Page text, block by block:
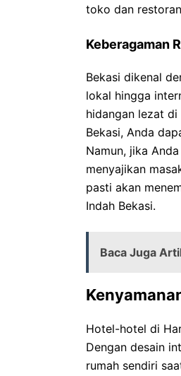
toko dan
Keberagaman
Bekasi dikenal
lokal hingga
hidangan lezat
Bekasi, Anda
Namun, jika
menyajikan
pasti akan
Indah Bekasi.
Baca Juga
Hotel-hotel di
Dengan desain
rumah sendiri